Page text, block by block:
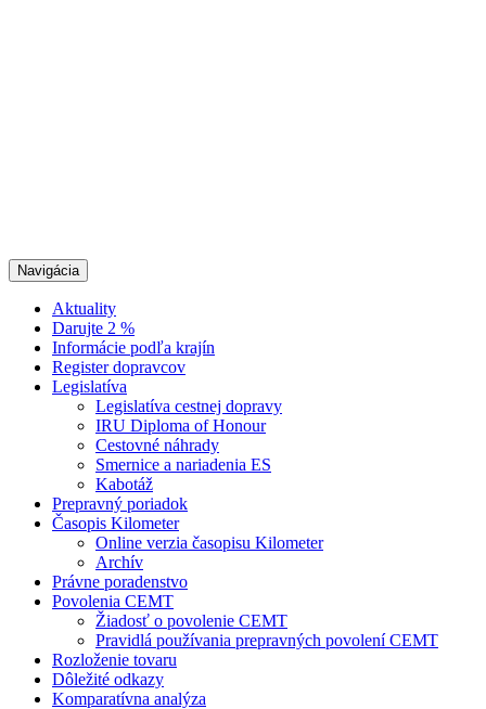
Navigácia
Aktuality
Darujte 2 %
Informácie podľa krajín
Register dopravcov
Legislatíva
Legislatíva cestnej dopravy
IRU Diploma of Honour
Cestovné náhrady
Smernice a nariadenia ES
Kabotáž
Prepravný poriadok
Časopis Kilometer
Online verzia časopisu Kilometer
Archív
Právne poradenstvo
Povolenia CEMT
Žiadosť o povolenie CEMT
Pravidlá používania prepravných povolení CEMT
Rozloženie tovaru
Dôležité odkazy
Komparatívna analýza